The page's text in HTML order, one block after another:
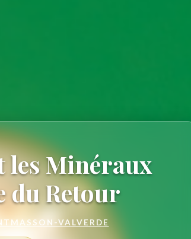
les Minéraux
du Retour
VALVERDE